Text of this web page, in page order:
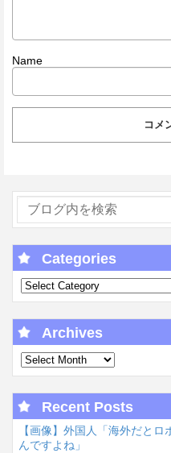
Name
Categories
Archives
Recent Posts
【画像】外国人「海外だと
んですよね」